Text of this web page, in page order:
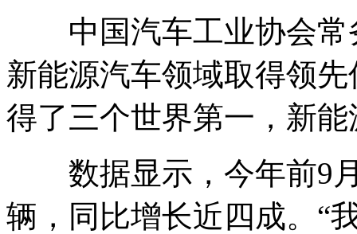
中国汽车工业协会常
新能源汽车领域取得领
得了三个世界第一，新
数据显示，今年前9月
辆，同比增长近四成。“